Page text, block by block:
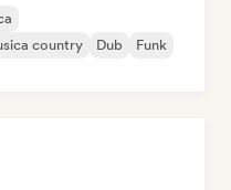
country Dub
Funk